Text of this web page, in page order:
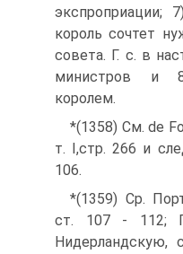
экспроприации;
король сочтет
совета. Г. с. в
министров и 8
королем.
*(1358) Cм. de
т. I,стр. 266 и
106.
*(1359) Cp.
ст. 107 - 112;
Нидерландскую,